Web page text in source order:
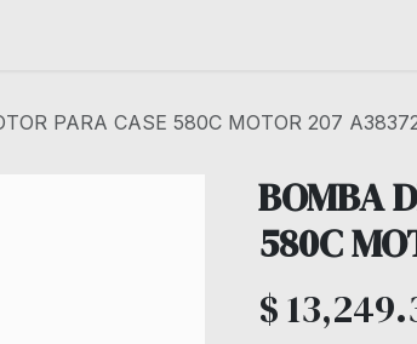
PARA CASE 580C MOTOR 207
BOMBA
580C
$